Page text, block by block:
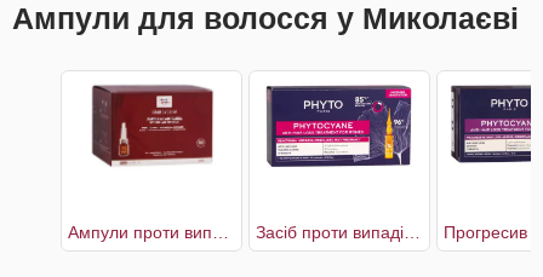
Ампули для волосся у Миколаєві